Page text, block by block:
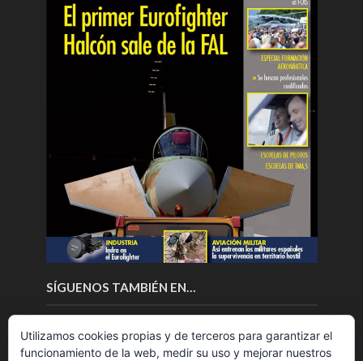
SÍGUENOS TAMBIÉN EN…
Utilizamos cookies propias y de terceros para garantizar el
funcionamiento de la web, medir su uso y mejorar nuestros